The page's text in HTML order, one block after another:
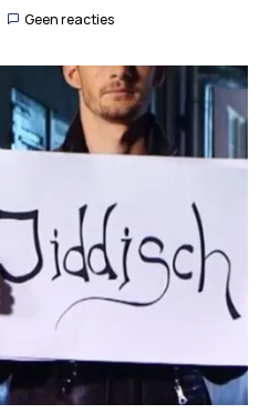
Geen reacties